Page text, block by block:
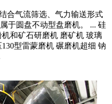
合气流筛选、气力输送形式
于圆盘不动型盘磨机。 ... 硅
和矿石研磨机 磨矿机 玻璃
型雷蒙磨机 碾磨机超细 钠